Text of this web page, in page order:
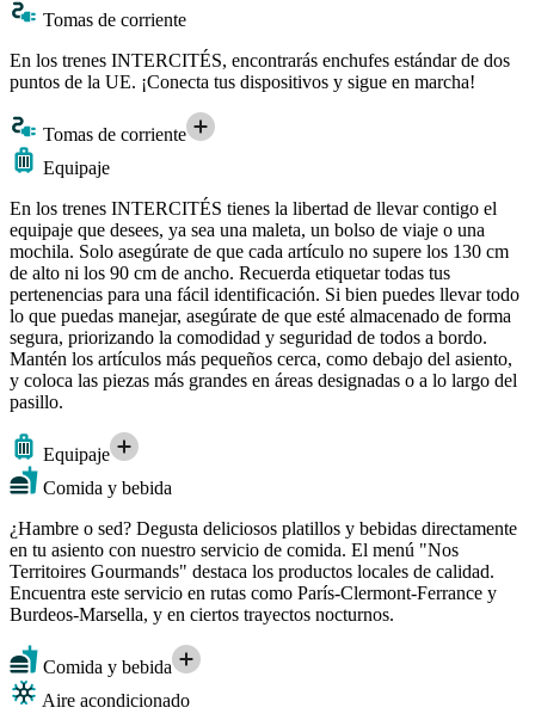
Tomas de corriente
En los trenes INTERCITÉS, encontrarás enchufes estándar de dos
puntos de la UE. ¡Conecta tus dispositivos y sigue en marcha!
Tomas de corriente
Equipaje
En los trenes INTERCITÉS tienes la libertad de llevar contigo el
equipaje que desees, ya sea una maleta, un bolso de viaje o una
mochila. Solo asegúrate de que cada artículo no supere los 130 cm
de alto ni los 90 cm de ancho. Recuerda etiquetar todas tus
pertenencias para una fácil identificación. Si bien puedes llevar todo
lo que puedas manejar, asegúrate de que esté almacenado de forma
segura, priorizando la comodidad y seguridad de todos a bordo.
Mantén los artículos más pequeños cerca, como debajo del asiento,
y coloca las piezas más grandes en áreas designadas o a lo largo del
pasillo.
Equipaje
Comida y bebida
¿Hambre o sed? Degusta deliciosos platillos y bebidas directamente
en tu asiento con nuestro servicio de comida. El menú "Nos
Territoires Gourmands" destaca los productos locales de calidad.
Encuentra este servicio en rutas como París-Clermont-Ferrance y
Burdeos-Marsella, y en ciertos trayectos nocturnos.
Comida y bebida
Aire acondicionado